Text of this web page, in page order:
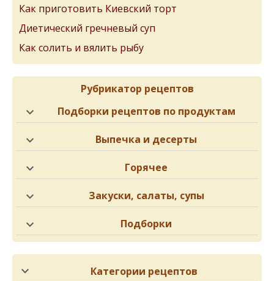
Как приготовить Киевский торт
Диетический гречневый суп
Как солить и вялить рыбу
Рубрикатор рецептов
Подборки рецептов по продуктам
Выпечка и десерты
Горячее
Закуски, салаты, супы
Подборки
Категории рецептов